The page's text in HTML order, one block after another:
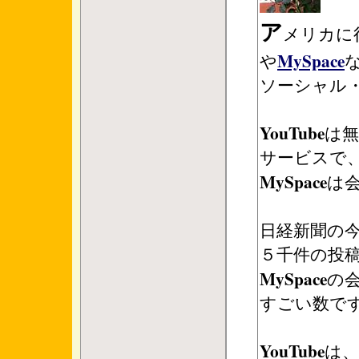
ア メリカ
やMySpace
ソーシャル
YouTubeは
サービスで
MySpaceは
日経新聞の
５千件の投
MySpaceの
すごい数で
YouTubeは